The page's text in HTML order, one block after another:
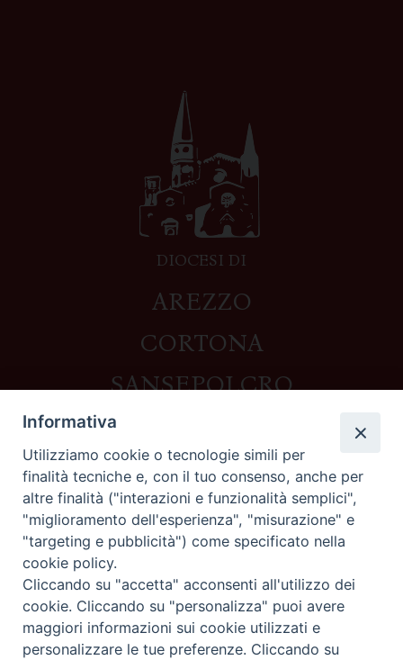
DIOCESI DI
AREZZO
CORTONA
SANSEPOLCRO
Contatti
Piazza del Duomo,1 - 52100 Arezzo
segreteria@diocesi.arezzo.it
Informativa privacy
Seguici su
Informativa
Utilizziamo cookie o tecnologie simili per
finalità tecniche e, con il tuo consenso, anche per
altre finalità ("interazioni e funzionalità semplici",
"miglioramento dell'esperienza", "misurazione" e
"targeting e pubblicità") come specificato nella
cookie policy.
Cliccando su "accetta" acconsenti all'utilizzo dei
cookie. Cliccando su "personalizza" puoi avere
maggiori informazioni sui cookie utilizzati e
personalizzare le tue preferenze. Cliccando su